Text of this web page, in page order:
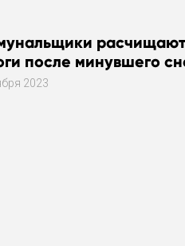
после минувшего
2023